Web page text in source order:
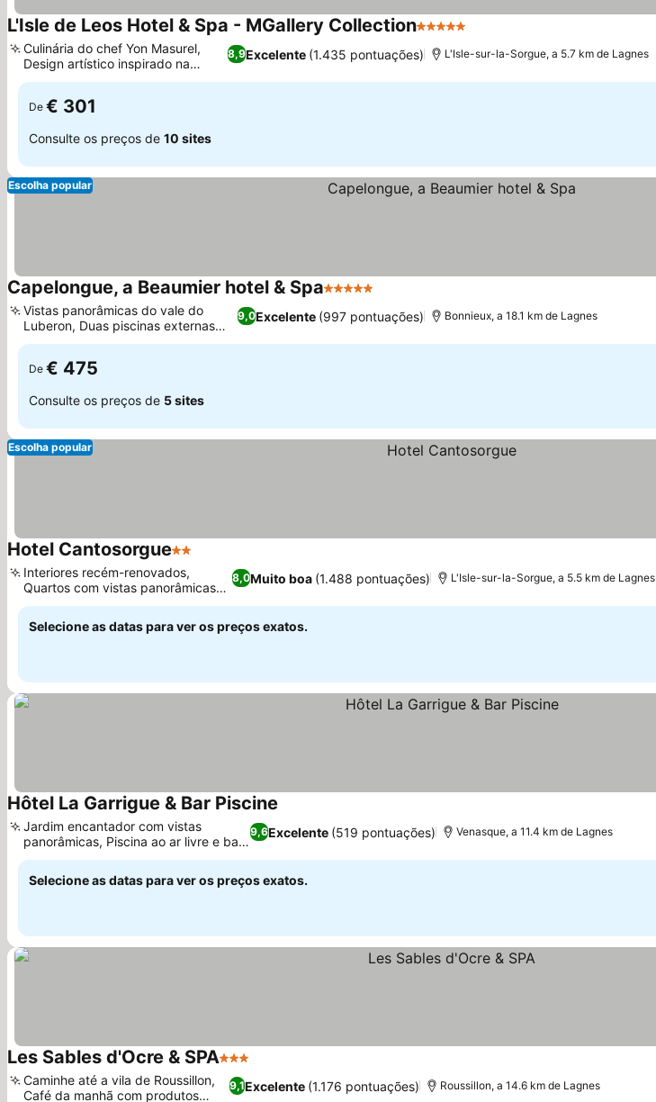
L'Isle de Leos Hotel & Spa - MGallery Collection5 Estrelas
8,9Excelente (1.435 pontuações)
Culinária do chef Yon Masurel,
Design artístico inspirado na
Provença
L'Isle-sur-la-Sorgue, a 5.7 km de Lagnes
De € 301
Consulte os preços de 10 sites
Escolha popular
Capelongue, a Beaumier hotel & Spa5 Estrelas
9,0Excelente (997 pontuações)
Vistas panorâmicas do vale do
Luberon, Duas piscinas externas
distintas
Bonnieux, a 18.1 km de Lagnes
De € 475
Consulte os preços de 5 sites
Escolha popular
Hotel Cantosorgue2 Estrelas
8,0Muito boa (1.488 pontuações)
Interiores recém-renovados,
Quartos com vistas panorâmicas
para o rio
L'Isle-sur-la-Sorgue, a 5.5 km de Lagnes
Selecione as datas para ver os preços exatos.
Hôtel La Garrigue & Bar Piscine
9,6Excelente (519 pontuações)
Jardim encantador com vistas
panorâmicas, Piscina ao ar livre e bar
na piscina
Venasque, a 11.4 km de Lagnes
Selecione as datas para ver os preços exatos.
Les Sables d'Ocre & SPA3 Estrelas
9,1Excelente (1.176 pontuações)
Caminhe até a vila de Roussillon,
Café da manhã com produtos
Roussillon, a 14.6 km de Lagnes